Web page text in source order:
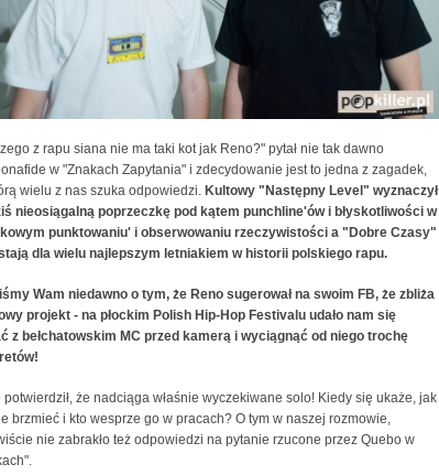
z rapu siana nie ma taki kot jak Reno?" pytał nie tak dawno
w "Znakach Zapytania" i zdecydowanie jest to jedna z zagadek,
wielu z nas szuka odpowiedzi. Kultowy "Następny Level" wyznaczył
nieosiągalną poprzeczkę pod kątem punchline'ów i błyskotliwości w
punktowaniu' i obserwowaniu rzeczywistości a "Dobre Czasy"
dla wielu najlepszym letniakiem w historii polskiego rapu.
Wam niedawno o tym, że Reno sugerował na swoim FB, że zbliża
projekt - na płockim Polish Hip-Hop Festivalu udało nam się
z bełchatowskim MC przed kamerą i wyciągnąć od niego trochę
potwierdził, że nadciąga właśnie wyczekiwane solo! Kiedy się ukaże, jak
brzmieć i kto wesprze go w pracach? O tym w naszej rozmowie,
nie zabrakło też odpowiedzi na pytanie rzucone przez Quebo w